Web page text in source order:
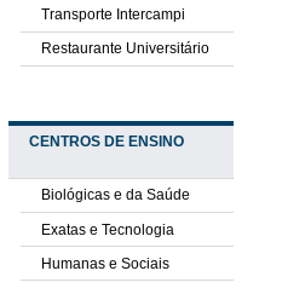
Transporte Intercampi
Restaurante Universitário
CENTROS DE ENSINO
Biológicas e da Saúde
Exatas e Tecnologia
Humanas e Sociais